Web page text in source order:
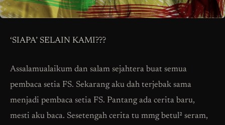
‘SIAPA’ SELAIN KAMI???
Assalamualaikum dan salam sejahtera buat semua
pembaca setia FS. Sekarang aku dah terjebak sama
menjadi pembaca setia FS. Pantang ada cerita baru,
mesti aku baca. Sesetengah cerita tu mmg betul² seram,